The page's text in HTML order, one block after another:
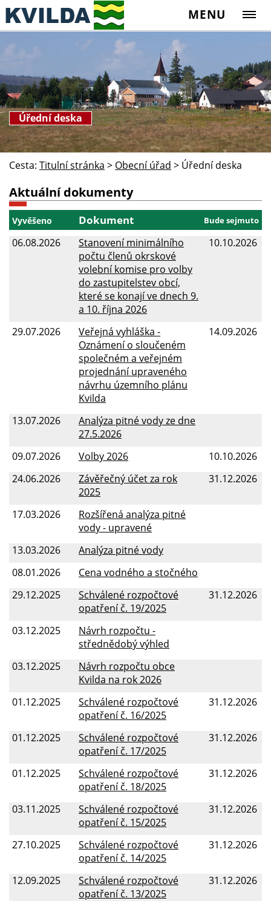
MENU
Úřední deska
Cesta: Titulní stránka > Obecní úřad > Úřední deska
Aktuální dokumenty
Vyvěšeno Bude sejmuto
Dokument
06.08.2026 10.10.2026
Stanovení minimálního
počtu členů okrskové
volební komise pro volby
do zastupitelstev obcí,
které se konají ve dnech 9.
a 10. října 2026
29.07.2026
14.09.2026
Veřejná vyhláška -
Oznámení o sloučeném
společném a veřejném
projednání upraveného
návrhu územního plánu
Kvilda
13.07.2026
Analýza pitné vody ze dne
27.5.2026
09.07.2026
10.10.2026
Volby 2026
24.06.2026
31.12.2026
Závěřečný účet za rok
2025
17.03.2026
Rozšířená analýza pitné
vody - upravené
13.03.2026
Analýza pitné vody
08.01.2026
Cena vodného a stočného
29.12.2025
31.12.2026
Schválené rozpočtové
opatření č. 19/2025
03.12.2025
Návrh rozpočtu -
střednědobý výhled
03.12.2025
Návrh rozpočtu obce
Kvilda na rok 2026
01.12.2025
31.12.2026
Schválené rozpočtové
opatření č. 16/2025
01.12.2025
31.12.2026
Schválené rozpočtové
opatření č. 17/2025
01.12.2025
31.12.2026
Schválené rozpočtové
opatření č. 18/2025
03.11.2025
31.12.2026
Schválené rozpočtové
opatření č. 15/2025
27.10.2025
31.12.2026
Schválené rozpočtové
opatření č. 14/2025
12.09.2025
31.12.2026
Schválené rozpočtové
opatření č. 13/2025